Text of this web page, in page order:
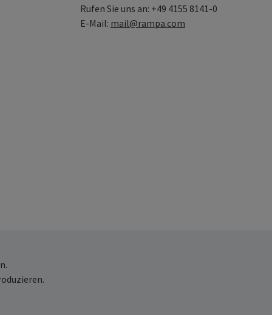
Rufen Sie uns an: +49 4155 8141-0
E-Mail: mail@rampa.com